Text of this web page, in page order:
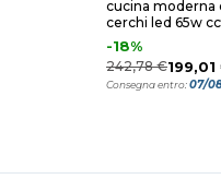
cucina moderna
cerchi led 65w
4000k
-18%
242,78 €
Consegna entro:07/